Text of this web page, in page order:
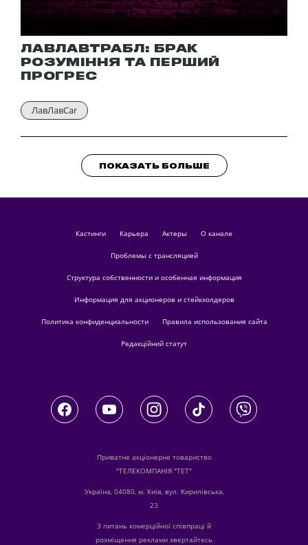
ЛАВЛАВТРАБЛ: БРАК
РОЗУМІННЯ ТА ПЕРШИЙ
ПРОГРЕС
ЛавЛавCar
ПОКАЗАТЬ БОЛЬШЕ
кастинги Карьера актеры О канале
Проблемы с трансляцией
Структура собственности и особенная информация
Информация для акционеров и стейкхолдеров
Политика конфиденциальности Правила использования сайта
Редакційний статут
Приватне акціонерне товариство
"ТЕЛЕКОМПАНІЯ "ТЕТ"
Україна, 04080, м. Київ, вул. Кирилівська,
23
З питань комерційної співпраці й
розміщення реклами звертайтесь